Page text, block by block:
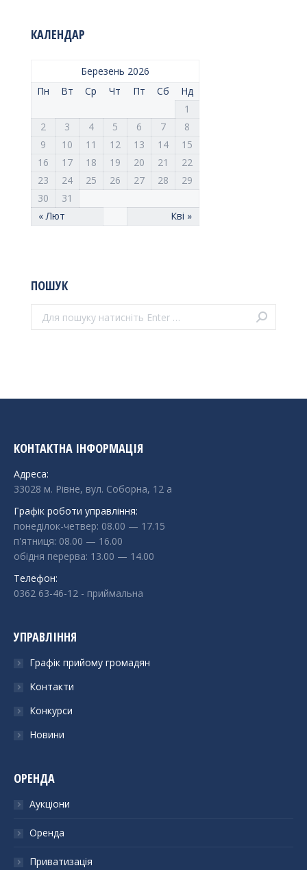
КАЛЕНДАР
Березень 2026
Пн
Вт Ср Чт Пт Сб Нд
« Лют Кві »
1
2
3 4 5 6 7
8
9
10 11 12 13 14
15
16
17 18 19 20 21
22
23
24 25 26 27 28
29
30
31
ПОШУК
Поиск:
КОНТАКТНА ІНФОРМАЦІЯ
Адреса:
33028 м. Рівне, вул. Соборна, 12 а
Графік роботи управління:
понеділок-четвер: 08.00 — 17.15
п'ятниця: 08.00 — 16.00
обідня перерва: 13.00 — 14.00
Телефон:
0362 63-46-12 - приймальна
УПРАВЛІННЯ
Графік прийому громадян
Контакти
Конкурси
Новини
ОРЕНДА
Аукціони
Оренда
Приватизація